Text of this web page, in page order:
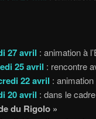
27 avril : animation à
25 avril : rencontre
22 avril : animation
20 avril : dans le
du Rigolo »